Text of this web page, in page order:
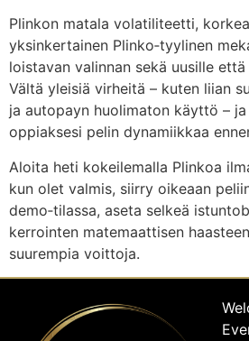
Plinkon matala volatiliteetti,
yksinkertainen Plinko‑tyylinen
loistavan valinnan sekä uusille
Vältä yleisiä virheitä – kuten liian
ja autopayn huolimaton käyttö –
oppiaksesi pelin dynamiikkaa
Aloita heti kokeilemalla Plinkoa
kun olet valmis, siirry oikeaan
demo‑tilassa, aseta selkeä
kerrointen matemaattisen
suurempia voittoja.